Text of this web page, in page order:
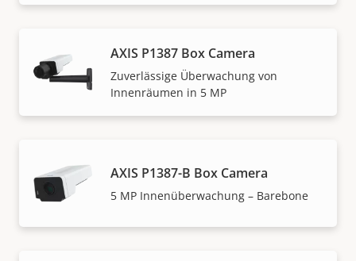
AXIS P1387 Box Camera
Zuverlässige Überwachung von
Innenräumen in 5 MP
AXIS P1387-B Box Camera
5 MP Innenüberwachung – Barebone